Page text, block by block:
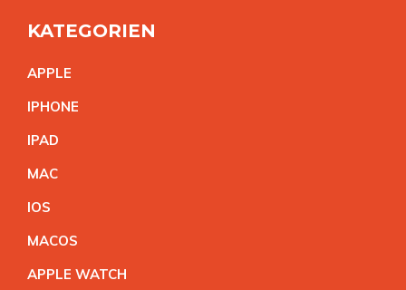
KATEGORIEN
APPLE
IPHONE
IPAD
MAC
IOS
MACOS
APPLE WATCH